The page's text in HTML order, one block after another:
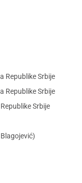
Republike Srbije
Republike Srbije
Srbije